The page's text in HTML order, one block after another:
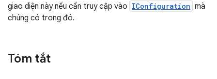
giao diện này nếu cần truy cập vào IConfiguration mà
chúng có trong đó.
Tóm tắt